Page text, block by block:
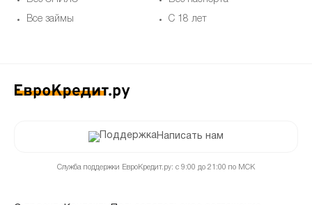
Все займы С 18 лет
Написать нам
Служба поддержки ЕвроКредит.ру: с 9:00 до 21:00 по МСК